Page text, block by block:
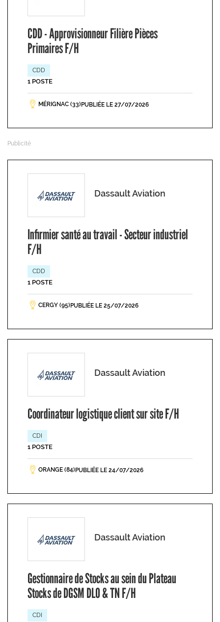
CDD - Approvisionneur Filière Pièces
Primaires F/H
CDD
1 POSTE
MÉRIGNAC (33) PUBLIÉE LE 27/07/2026
Dassault Aviation
Infirmier santé au travail - Secteur industriel
F/H
CDD
1 POSTE
CERGY (95) PUBLIÉE LE 25/07/2026
Dassault Aviation
Coordinateur logistique client sur site F/H
CDI
1 POSTE
ORANGE (84) PUBLIÉE LE 24/07/2026
Dassault Aviation
Gestionnaire de Stocks au sein du Plateau
Stocks de DGSM DLO & TN F/H
CDI